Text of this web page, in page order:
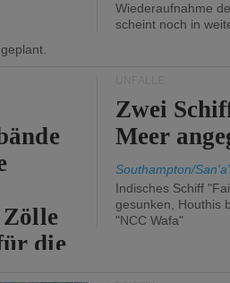
Wiederaufnahme
scheint noch in
die
Zwei
Meer
Southampton/
Indisches Schiff
gesunken, Houthis
"NCC Wafa"